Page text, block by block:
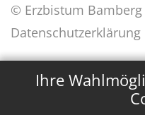
Ihre
© Erzbistum Bamberg
Datenschutzerklärung